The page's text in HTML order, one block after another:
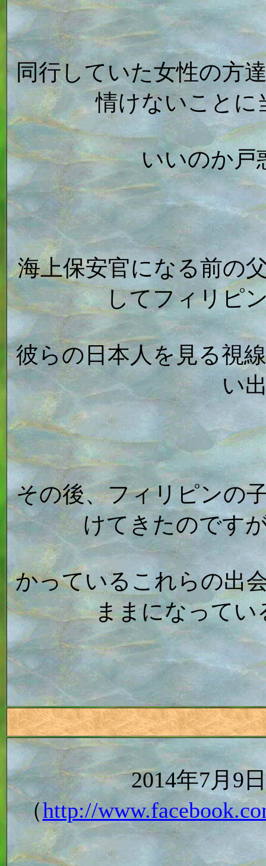
同行していた女性の方
情けないことに
いいのか戸
海上保安官になる前の
してフィリピ
彼らの日本人を見る視
い
その後、フィリピンの
けてきたのです
かっているこれらの出
ままになってい
2014年7月9
（http://